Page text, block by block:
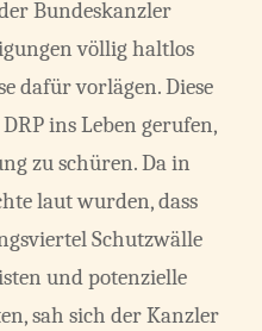
Bundeskanzler
völlig haltlos
dafür vorlägen. Diese
ins Leben gerufen,
zu schüren. Da in
laut wurden, dass
Schutzwälle
und potenzielle
sah sich der Kanzler